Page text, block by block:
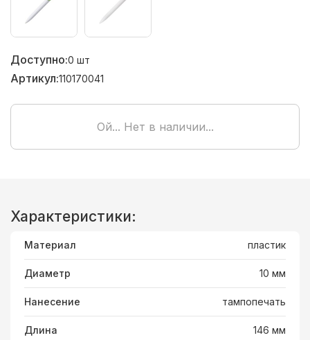
Доступно:0 шт
Артикул:110170041
Ой... Нет в наличии...
Характеристики:
Материал пластик
Диаметр 10 мм
Нанесение тампопечать
Длина 146 мм